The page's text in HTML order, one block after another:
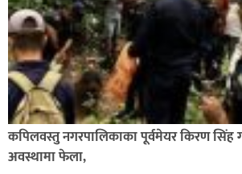
कपिलवस्तु नगरपालिकाका पूर्वमेयर किरण सिंह
अवस्थामा फेला,